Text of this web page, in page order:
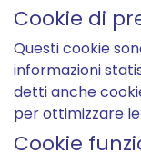
Cookie di
Questi cookie
informazioni
detti anche
per ottimizzare
Cookie